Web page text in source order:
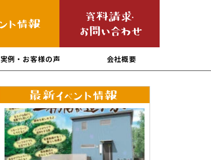
実例・お客様の声 会社概要